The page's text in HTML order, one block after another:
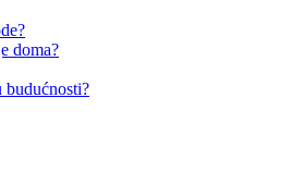
doma?
budućnosti?